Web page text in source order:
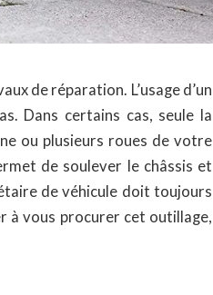
de réparation. L’usage d’un
Dans certains cas, seule la
ou plusieurs roues de votre
de soulever le châssis et
de véhicule doit toujours
à vous procurer cet outillage,